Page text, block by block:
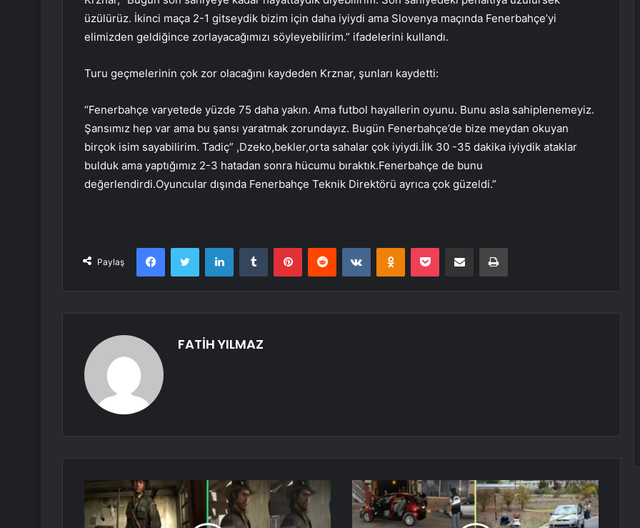
üzülürüz. İkinci maça 2-1 gitseydik bizim için daha iyiydi ama Slovenya maçında Fenerbahçe’yi
elimizden geldiğince zorlayacağımızı söyleyebilirim.” ifadelerini kullandı.
Turu geçmelerinin çok zor olacağını kaydeden Krznar, şunları kaydetti:
“Fenerbahçe varyetede yüzde 75 daha yakın. Ama futbol hayallerin oyunu. Bunu asla sahiplenemeyiz.
Şansımız hep var ama bu şansı yaratmak zorundayız. Bugün Fenerbahçe’de bize meydan okuyan
birçok isim sayabilirim. Tadiç” ,Dzeko,bekler,orta sahalar çok iyiydi.İlk 30 -35 dakika iyiydik ataklar
bulduk ama yaptığımız 2-3 hatadan sonra hücumu bıraktık.Fenerbahçe de bunu
değerlendirdi.Oyuncular dışında Fenerbahçe Teknik Direktörü ayrıca çok güzeldi.”
Paylaş
FacebookTwitter LinkedInTumblr PinterestReddit VKontakteOdnoklassniki
Pocket E-Posta ile paylaş Yazdır
FATİH YILMAZ